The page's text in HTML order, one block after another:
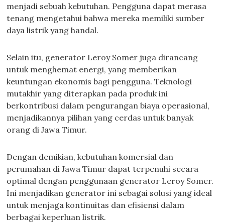
menjadi sebuah kebutuhan. Pengguna dapat merasa
tenang mengetahui bahwa mereka memiliki sumber
daya listrik yang handal.
Selain itu, generator Leroy Somer juga dirancang
untuk menghemat energi, yang memberikan
keuntungan ekonomis bagi pengguna. Teknologi
mutakhir yang diterapkan pada produk ini
berkontribusi dalam pengurangan biaya operasional,
menjadikannya pilihan yang cerdas untuk banyak
orang di Jawa Timur.
Dengan demikian, kebutuhan komersial dan
perumahan di Jawa Timur dapat terpenuhi secara
optimal dengan penggunaan generator Leroy Somer.
Ini menjadikan generator ini sebagai solusi yang ideal
untuk menjaga kontinuitas dan efisiensi dalam
berbagai keperluan listrik.